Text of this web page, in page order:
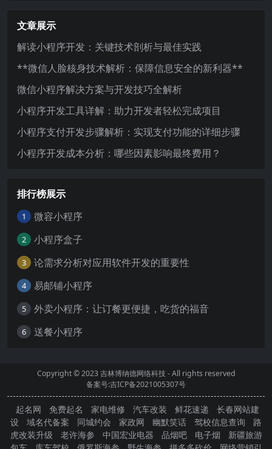
文章展示
解读小程序开发：关键技术剖析与最佳实践
**微信人脸核身技术解析：保障信息安全的新利器**
微信小程序解决方案与开发技巧全解析
小程序开发工具详解：助力开发者轻松完成项目
小程序支付开发步骤解析：实现支付功能的详细步骤
小程序开发成本分析：哪些因素影响最终费用？
排行榜展示
1 微容小程序
2 小程序盒子
3 论需求分析对应用软件开发的重要性
4 易邮铺小程序
5 外卖小程序：让订餐更便捷，吃货的福音
6 送餐小程序
Copyright © 2023吉林博纳德网络科技- All rights reserved
备案号:吉ICP备2021005307号
起名网 免费起名 家电维修 汽车改装 鲜花速递
长春网站建
设
域名代备案 同城约会 家政网 幽默笑话 驾校信息查询
路
虎改装升级
老许海参 中国宏业电器 品烟吧 电子烟
新疆旅游